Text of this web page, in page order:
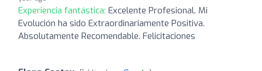
Experiencia fantástica: Excelente Profesional. Mi
Evolución ha sido Extraordinariamente Positiva.
Absolutamente Recomendable. Felicitaciones